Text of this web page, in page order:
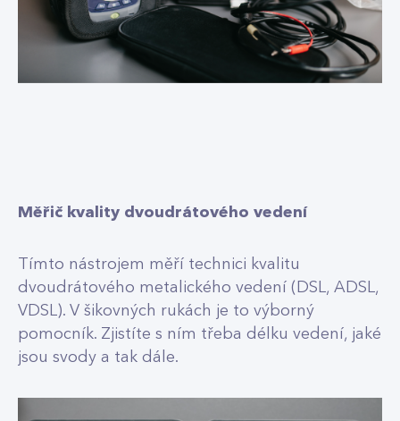
Měřič kvality dvoudrátového vedení
Tímto nástrojem měří technici kvalitu
dvoudrátového metalického vedení (DSL, ADSL,
VDSL). V šikovných rukách je to výborný
pomocník. Zjistíte s ním třeba délku vedení, jaké
jsou svody a tak dále.